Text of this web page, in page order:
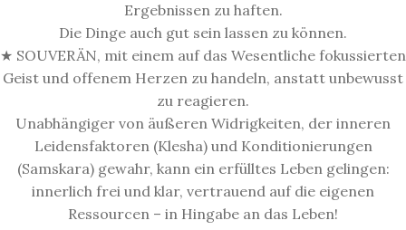
Ergebnissen zu haften.
Die Dinge auch gut sein lassen zu können.
★ SOUVERÄN, mit einem auf das Wesentliche fokussierten
Geist und offenem Herzen zu handeln, anstatt unbewusst
zu reagieren.
Unabhängiger von äußeren Widrigkeiten, der inneren
Leidensfaktoren (Klesha) und Konditionierungen
(Samskara) gewahr, kann ein erfülltes Leben gelingen:
innerlich frei und klar, vertrauend auf die eigenen
Ressourcen – in Hingabe an das Leben!